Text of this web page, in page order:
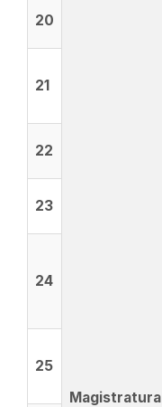
Magistratura
20
21
22
23
24
25